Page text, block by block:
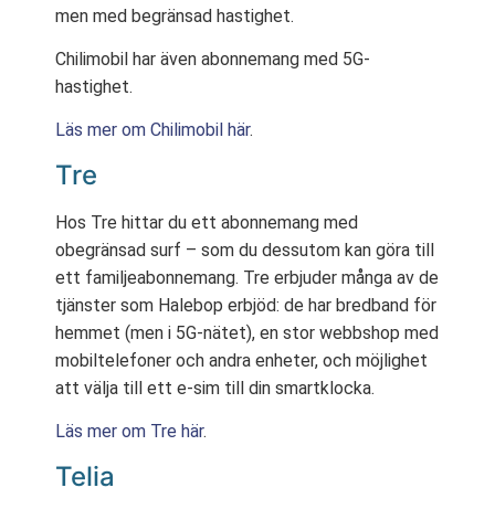
men med begränsad hastighet.
Chilimobil har även abonnemang med 5G-
hastighet.
Läs mer om Chilimobil här.
Tre
Hos Tre hittar du ett abonnemang med
obegränsad surf – som du dessutom kan göra till
ett familjeabonnemang. Tre erbjuder många av de
tjänster som Halebop erbjöd: de har bredband för
hemmet (men i 5G-nätet), en stor webbshop med
mobiltelefoner och andra enheter, och möjlighet
att välja till ett e-sim till din smartklocka.
Läs mer om Tre här.
Telia